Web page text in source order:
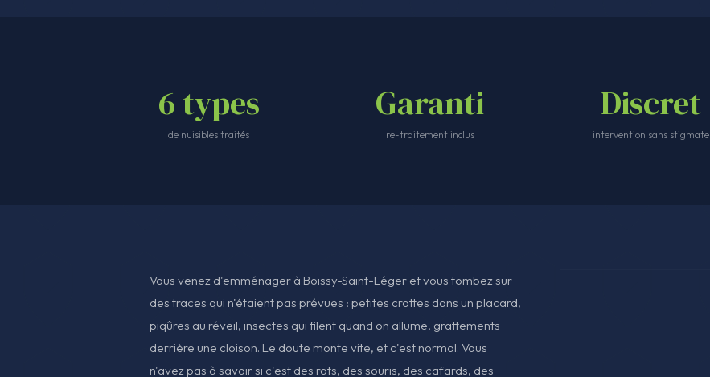
6 types
de nuisibles traités
Garanti
re-traitement inclus
Discret
intervention sans stigmate
Vous venez d'emménager à Boissy-Saint-Léger et vous tombez sur
des traces qui n'étaient pas prévues : petites crottes dans un placard,
piqûres au réveil, insectes qui filent quand on allume, grattements
derrière une cloison. Le doute monte vite, et c'est normal. Vous
n'avez pas à savoir si c'est des rats, des souris, des cafards, des